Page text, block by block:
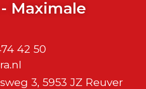
Maximale
42 50
3, 5953 JZ Reuver